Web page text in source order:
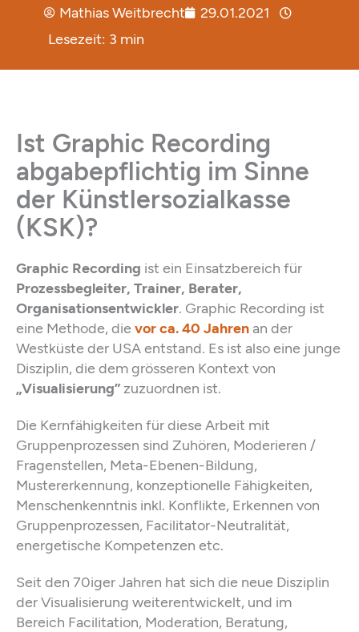
Mathias Weitbrecht
29.01.2021
Lesezeit: 3 min
Ist Graphic Recording
abgabepflichtig im Sinne
der Künstlersozialkasse
(KSK)?
Graphic Recording ist ein Einsatzbereich für
Prozessbegleiter, Trainer, Berater,
Organisationsentwickler. Graphic Recording ist
eine Methode, die vor ca. 40 Jahrenan der
Westküste der USA entstand. Es ist also eine junge
Disziplin, die dem grösseren Kontext von
„Visualisierung”zuzuordnen ist.
Die Kernfähigkeiten für diese Arbeit mit
Gruppenprozessen sind Zuhören, Moderieren /
Fragenstellen, Meta-Ebenen-Bildung,
Mustererkennung, konzeptionelle Fähigkeiten,
Menschenkenntnis inkl. Konflikte, Erkennen von
Gruppenprozessen, Facilitator-Neutralität,
energetische Kompetenzen etc.
Seit den 70iger Jahren hat sich die neue Disziplin
der Visualisierung weiterentwickelt, und im
Bereich Facilitation, Moderation, Beratung,